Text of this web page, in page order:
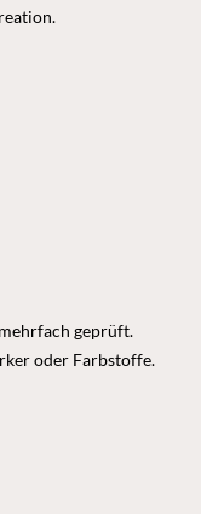
geprüft.
oder Farbstoffe.